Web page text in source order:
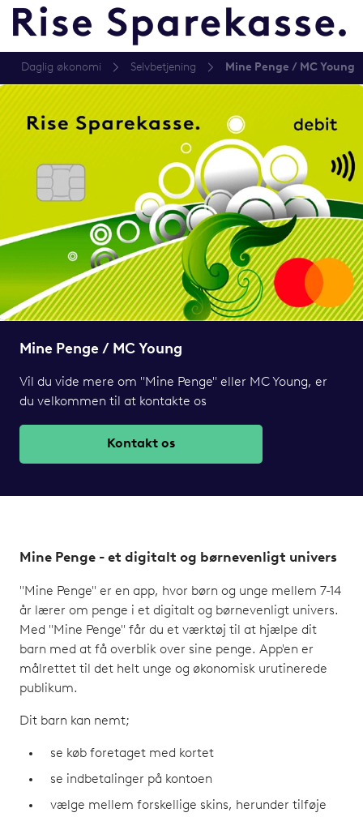
Daglig økonomi Selvbetjening Mine Penge / MC Young
Mine Penge / MC Young
Vil du vide mere om "Mine Penge" eller MC Young, er
du velkommen til at kontakte os
Kontakt os
Mine Penge - et digitalt og børnevenligt univers
"Mine Penge" er en app, hvor børn og unge mellem 7-14
år lærer om penge i et digitalt og børnevenligt univers.
Med "Mine Penge" får du et værktøj til at hjælpe dit
barn med at få overblik over sine penge. App'en er
målrettet til det helt unge og økonomisk urutinerede
publikum.
Dit barn kan nemt;
se køb foretaget med kortet
se indbetalinger på kontoen
vælge mellem forskellige skins, herunder tilføje